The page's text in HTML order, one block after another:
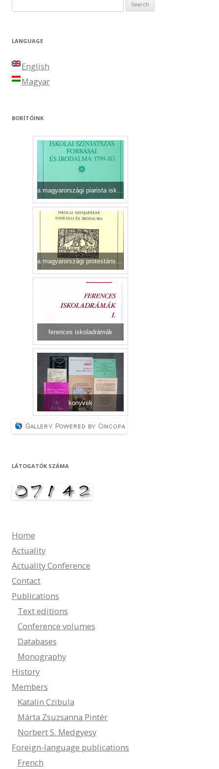
LANGUAGE
English
Magyar
BORÍTÓINK
a magyarországi piarista iskolai színjátszás forrásai és irodalma1799-ig
a magyarországi protestáns színjátszás forrásai és irodalma
ferences iskoladrámák
konyvek
LÁTOGATÓK SZÁMA
Home
Actuality
Actuality Conference
Contact
Publications
Text editions
Conference volumes
Databases
Monography
History
Members
Katalin Czibula
Márta Zsuzsanna Pintér
Norbert S. Medgyesy
Foreign-language publications
French